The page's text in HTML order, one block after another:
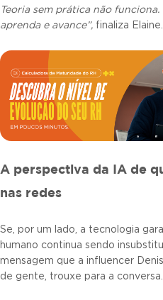
Teoria sem prática não
aprenda e avance”, finaliza Elaine.
A perspectiva da IA de
nas redes
Se, por um lado, a tecnologia
humano continua sendo
mensagem que a influencer
de gente, trouxe para a conversa.